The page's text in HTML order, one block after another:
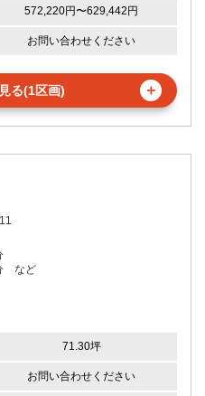
572,220円〜629,442円
お問い合わせください
る(1区画) ＋
など
71.30坪
お問い合わせください